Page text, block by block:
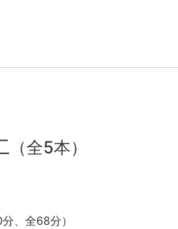
（全5本）
、全68分）